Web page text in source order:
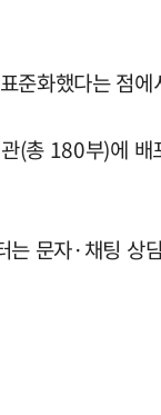
준화했다는 점
총 180부)에
문자·채팅 상